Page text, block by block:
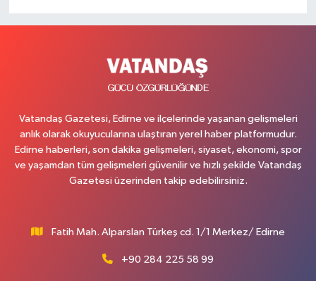
Vatandaş Gazetesi, Edirne ve ilçelerinde yaşanan gelişmeleri
anlık olarak okuyucularına ulaştıran yerel haber platformudur.
Edirne haberleri, son dakika gelişmeleri, siyaset, ekonomi, spor
ve yaşamdan tüm gelişmeleri güvenilir ve hızlı şekilde Vatandaş
Gazetesi üzerinden takip edebilirsiniz.
Fatih Mah. Alparslan Türkeş cd. 1/1 Merkez/ Edirne
+90 284 225 58 99